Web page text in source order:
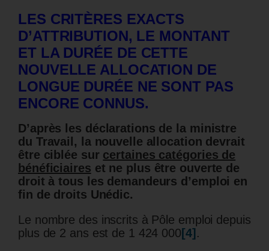
LES CRITÈRES EXACTS
D’ATTRIBUTION, LE MONTANT
ET LA DURÉE DE CETTE
NOUVELLE ALLOCATION DE
LONGUE DURÉE NE SONT PAS
ENCORE CONNUS.
D’après les déclarations de la ministre
du Travail, la nouvelle allocation devrait
être ciblée sur certaines catégories de
bénéficiaires et ne plus être ouverte de
droit à tous les demandeurs d’emploi en
fin de droits Unédic.
Le nombre des inscrits à Pôle emploi depuis
plus de 2 ans est de 1 424 000 [4] .